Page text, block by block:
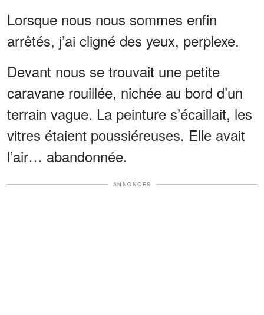
Lorsque nous nous sommes enfin
arrêtés, j’ai cligné des yeux, perplexe.
Devant nous se trouvait une petite
caravane rouillée, nichée au bord d’un
terrain vague. La peinture s’écaillait, les
vitres étaient poussiéreuses. Elle avait
l’air… abandonnée.
ANNONCES